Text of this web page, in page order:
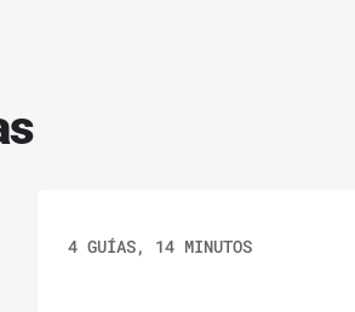
4 GUÍAS, 14 MINUTOS